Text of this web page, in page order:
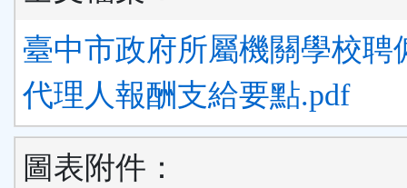
臺中市政府所屬機關學校聘
代理人報酬支給要點.pdf
圖表附件：